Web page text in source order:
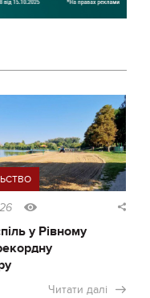
у Рівному
Читати далі